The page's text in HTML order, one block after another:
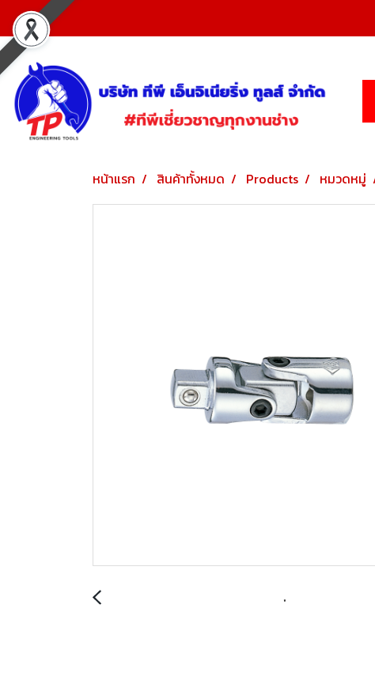
หน้าแรก สินค้าทั้งหมด Products หมวดหมู่